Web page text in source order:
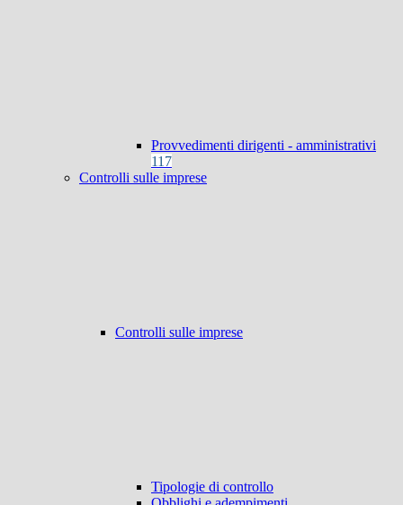
Provvedimenti dirigenti - amministrativi
117
Controlli sulle imprese
Controlli sulle imprese
Tipologie di controllo